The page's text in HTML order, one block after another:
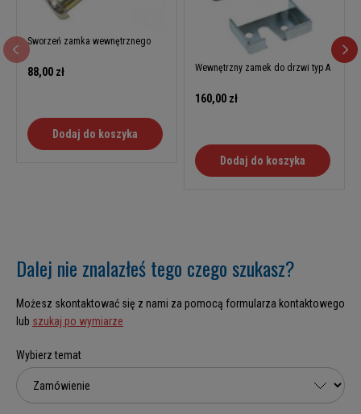
Sworzeń zamka wewnętrznego
88,00 zł
Dodaj do koszyka
Wewnętrzny zamek do drzwi typ A
160,00 zł
Dodaj do koszyka
Dalej nie znalazłeś tego czego szukasz?
Możesz skontaktować się z nami za pomocą formularza kontaktowego
lub szukaj po wymiarze